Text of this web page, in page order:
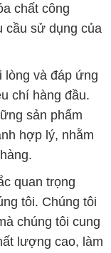
chất công
cầu sử dụng của
lòng và đáp ứng
chí hàng đầu.
sản phẩm
hợp lý, nhằm
quan trọng
tôi. Chúng tôi
chúng tôi cung
lượng cao, làm